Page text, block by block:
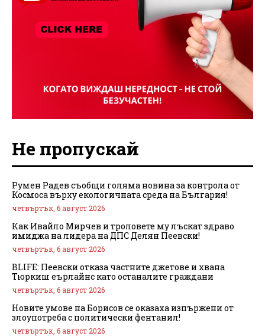
Не пропускай
Румен Радев съобщи голяма новина за контрола от
Космоса върху екологичната среда на България!
четвъртък, 6 август 2026
Как Ивайло Мирчев и троловете му лъскат здраво
имиджа на лидера на ДПС Делян Пеевски!
четвъртък, 6 август 2026
BLIFE: Пеевски отказа частните джетове и хвана
Тюркиш еърлайнс като останалите граждани
четвъртък, 6 август 2026
Новите умове на Борисов се оказаха изпържени от
злоупотреба с политически фентанил!
четвъртък, 6 август 2026